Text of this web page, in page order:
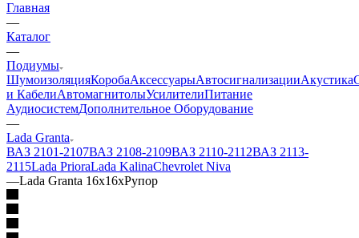
Главная
—
Каталог
—
Подиумы
ШумоизоляцияКоробаАксессуарыАвтосигнализацииАкустика
и КабелиАвтомагнитолыУсилителиПитание
АудиосистемДополнительное Оборудование
—
Lada Granta
ВАЗ 2101-2107ВАЗ 2108-2109ВАЗ 2110-2112ВАЗ 2113-
2115Lada PrioraLada KalinaChevrolet Niva
—Lada Granta 16x16xРупор